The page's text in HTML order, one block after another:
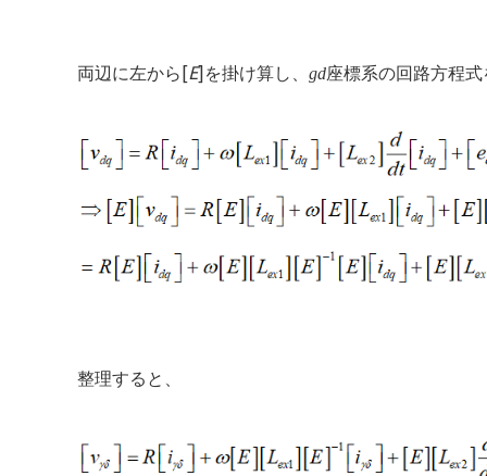
両辺に左から[E]を掛け算し、gd座標系の回路方程
整理すると、